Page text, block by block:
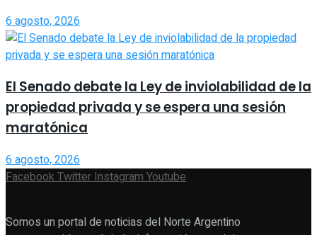
6 agosto, 2026
El Senado debate la Ley de inviolabilidad de la
propiedad privada y se espera una sesión
maratónica
6 agosto, 2026
FacebookTwitterInstagramYoutube
Somos un portal de noticias del Norte Argentino